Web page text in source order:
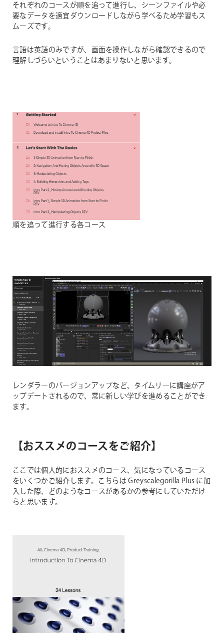
それぞれのコースが順を追って進行し、シーンファイルや必
要なデータを適宜ダウンロードしながら学べるため学習もス
ムーズです。
言語は英語のみですが、画面を操作しながら確認できるので
理解しづらいということはあまりないと思います。
順を追って進行する各コース
レンダラーのバージョンアップなど、タイムリーに講座がア
ップデートされるので、常に新しい学びを進めることができ
ます。
【おススメのコースをご紹介】
ここでは個人的におススメのコース、気になっているコース
をいくつかご紹介します。こちらは Greyscalegorilla Plus に加
入した際、どのようなコースがあるかの参考にしていただけ
らと思います。